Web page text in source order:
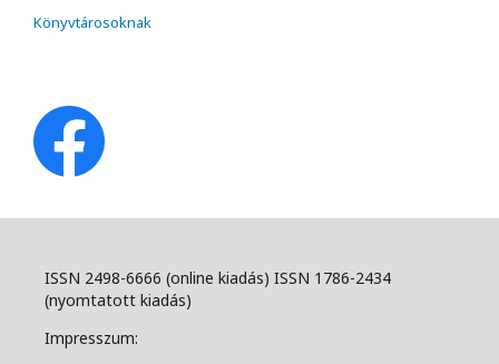
Könyvtárosoknak
ISSN 2498-6666 (online kiadás) ISSN 1786-2434
(nyomtatott kiadás)
Impresszum: